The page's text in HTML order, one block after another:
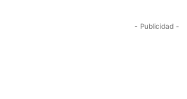
- Publicidad -